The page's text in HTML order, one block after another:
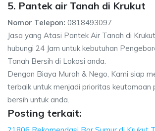
5. Pantek air Tanah di Krukut
Nomor Telepon: 0818493097
Jasa yang Atasi Pantek Air Tanah di
hubungi 24 Jam untuk kebutuhan
Tanah Bersih di Lokasi anda.
Dengan Biaya Murah & Nego, Kami siap
terbaik untuk menjadi prioritas keutamaan
bersih untuk anda.
Posting terkait: